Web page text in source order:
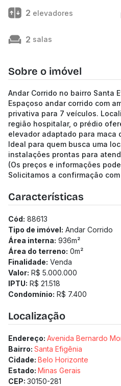
2 elevadores
2 salas
Sobre o imóvel
Andar Corrido no bairro Santa
Espaçoso andar corrido com
privativa para 7 veículos.
região hospitalar, o prédio
elevador adaptado para maca
Ideal para quem busca uma
instalações prontas para
(Os preços e informações
Solicitamos a confirmação
Características
Cód: 88613
Tipo de imóvel: Andar Corrido
Área interna: 936m²
Área do terreno: 0m²
Finalidade: Venda
Valor: R$ 5.000.000
IPTU: R$ 21.518
Condomínio: R$ 7.400
Localização
Endereço: Avenida Bernardo
Bairro: Santa Efigênia
Cidade: Belo Horizonte
Estado: Minas Gerais
CEP: 30150-281